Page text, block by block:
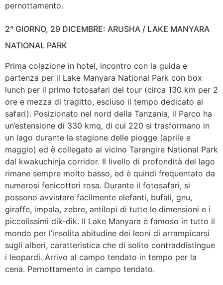
pernottamento.
2° GIORNO, 29 DICEMBRE: ARUSHA / LAKE MANYARA
NATIONAL PARK
Prima colazione in hotel, incontro con la guida e
partenza per il Lake Manyara National Park con box
lunch per il primo fotosafari del tour (circa 130 km per 2
ore e mezza di tragitto, escluso il tempo dedicato al
safari). Posizionato nel nord della Tanzania, il Parco ha
un’estensione di 330 kmq, di cui 220 si trasformano in
un lago durante la stagione delle piogge (aprile e
maggio) ed è collegato al vicino Tarangire National Park
dal kwakuchinja corridor. Il livello di profondità del lago
rimane sempre molto basso, ed è quindi frequentato da
numerosi fenicotteri rosa. Durante il fotosafari, si
possono avvistare facilmente elefanti, bufali, gnu,
giraffe, impala, zebre, antilopi di tutte le dimensioni e i
piccolissimi dik-dik. Il Lake Manyara è famoso in tutto il
mondo per l’insolita abitudine dei leoni di arrampicarsi
sugli alberi, caratteristica che di solito contraddistingue
i leopardi. Arrivo al campo tendato in tempo per la
cena. Pernottamento in campo tendato.